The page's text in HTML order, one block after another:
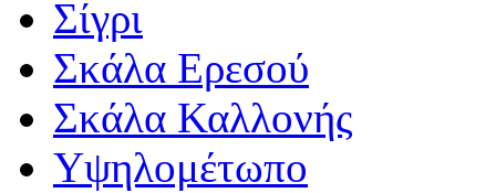
Σίγρι
Σκάλα Ερεσού
Σκάλα Καλλονής
Υψηλομέτωπο